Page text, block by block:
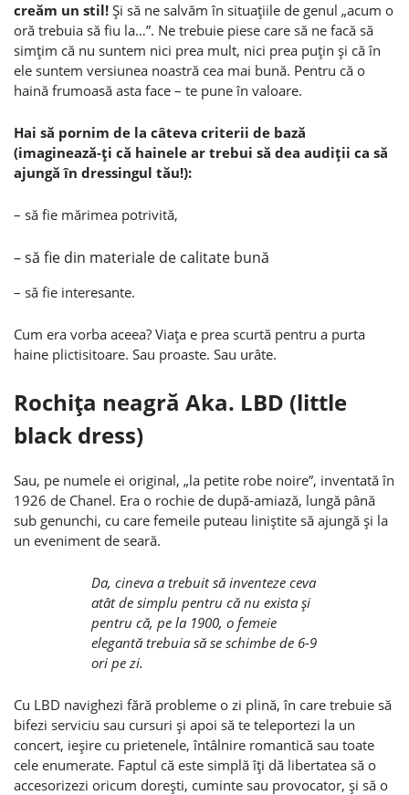
creăm un stil! Şi să ne salvăm în situaţiile de genul „acum o
oră trebuia să fiu la…”. Ne trebuie piese care să ne facă să
simţim că nu suntem nici prea mult, nici prea puţin şi că în
ele suntem versiunea noastră cea mai bună. Pentru că o
haină frumoasă asta face – te pune în valoare.
Hai să pornim de la câteva criterii de bază
(imaginează-ţi că hainele ar trebui să dea audiţii ca să
ajungă în dressingul tău!):
– să fie mărimea potrivită,
– să fie din materiale de calitate bună
– să fie interesante.
Cum era vorba aceea? Viaţa e prea scurtă pentru a purta
haine plictisitoare. Sau proaste. Sau urâte.
Rochiţa neagră Aka. LBD (little
black dress)
Sau, pe numele ei original, „la petite robe noire”, inventată în
1926 de Chanel. Era o rochie de după-amiază, lungă până
sub genunchi, cu care femeile puteau liniştite să ajungă şi la
un eveniment de seară.
Da, cineva a trebuit să inventeze ceva
atât de simplu pentru că nu exista şi
pentru că, pe la 1900, o femeie
elegantă trebuia să se schimbe de 6-9
ori pe zi.
Cu LBD navighezi fără probleme o zi plină, în care trebuie să
bifezi serviciu sau cursuri şi apoi să te teleportezi la un
concert, ieşire cu prietenele, întâlnire romantică sau toate
cele enumerate. Faptul că este simplă îţi dă libertatea să o
accesorizezi oricum doreşti, cuminte sau provocator, şi să o